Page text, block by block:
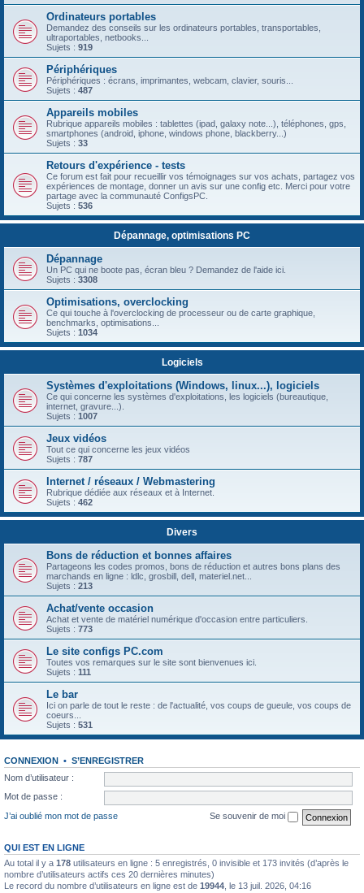
Ordinateurs portables
Demandez des conseils sur les ordinateurs portables, transportables,
ultraportables, netbooks...
Sujets : 919
Périphériques
Périphériques : écrans, imprimantes, webcam, clavier, souris...
Sujets : 487
Appareils mobiles
Rubrique appareils mobiles : tablettes (ipad, galaxy note...), téléphones, gps,
smartphones (android, iphone, windows phone, blackberry...)
Sujets : 33
Retours d'expérience - tests
Ce forum est fait pour recueillir vos témoignages sur vos achats, partagez vos
expériences de montage, donner un avis sur une config etc. Merci pour votre
partage avec la communauté ConfigsPC.
Sujets : 536
Dépannage, optimisations PC
Dépannage
Un PC qui ne boote pas, écran bleu ? Demandez de l'aide ici.
Sujets : 3308
Optimisations, overclocking
Ce qui touche à l'overclocking de processeur ou de carte graphique,
benchmarks, optimisations...
Sujets : 1034
Logiciels
Systèmes d'exploitations (Windows, linux...), logiciels
Ce qui concerne les systèmes d'exploitations, les logiciels (bureautique,
internet, gravure...).
Sujets : 1007
Jeux vidéos
Tout ce qui concerne les jeux vidéos
Sujets : 787
Internet / réseaux / Webmastering
Rubrique dédiée aux réseaux et à Internet.
Sujets : 462
Divers
Bons de réduction et bonnes affaires
Partageons les codes promos, bons de réduction et autres bons plans des
marchands en ligne : ldlc, grosbill, dell, materiel.net...
Sujets : 213
Achat/vente occasion
Achat et vente de matériel numérique d'occasion entre particuliers.
Sujets : 773
Le site configs PC.com
Toutes vos remarques sur le site sont bienvenues ici.
Sujets : 111
Le bar
Ici on parle de tout le reste : de l'actualité, vos coups de gueule, vos coups de
coeurs...
Sujets : 531
CONNEXION • S’ENREGISTRER
Nom d’utilisateur :
Mot de passe :
J’ai oublié mon mot de passe
Se souvenir de moi
QUI EST EN LIGNE
Au total il y a 178 utilisateurs en ligne : 5 enregistrés, 0 invisible et 173 invités (d’après le
nombre d’utilisateurs actifs ces 20 dernières minutes)
Le record du nombre d’utilisateurs en ligne est de 19944 , le 13 juil. 2026, 04:16